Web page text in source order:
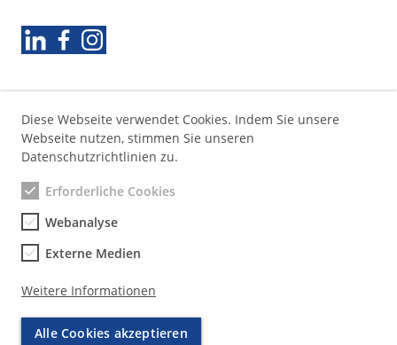
Diese Webseite verwendet Cookies. Indem Sie unsere
Webseite nutzen, stimmen Sie unseren
Datenschutzrichtlinien zu.
Erforderliche Cookies
Webanalyse
Externe Medien
Weitere Informationen
Alle Cookies akzeptieren
e
k
ä
r
e
a
v
i
g
a
t
i
o
Folgen Sie uns